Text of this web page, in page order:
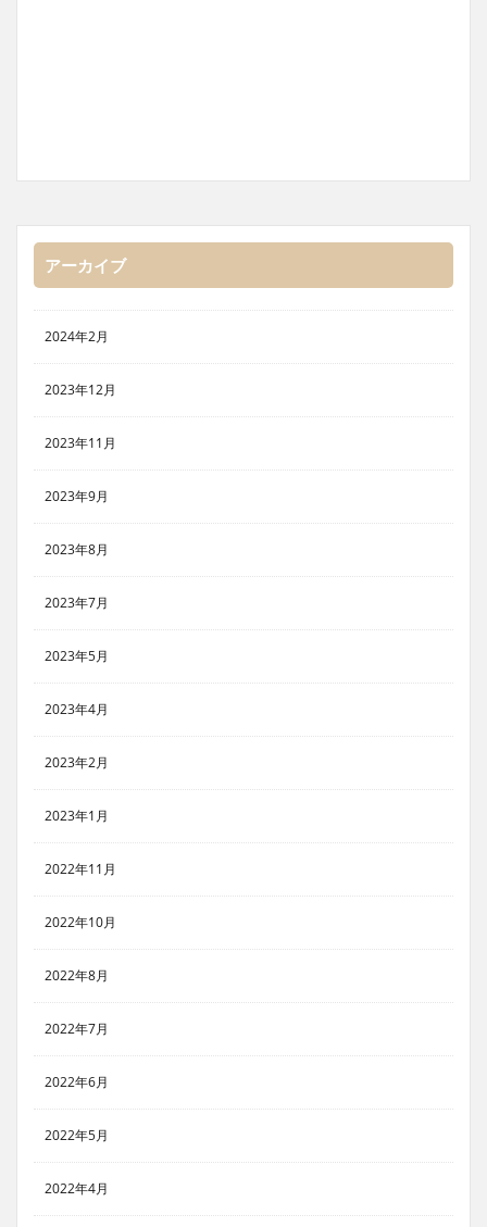
アーカイブ
2024年2月
2023年12月
2023年11月
2023年9月
2023年8月
2023年7月
2023年5月
2023年4月
2023年2月
2023年1月
2022年11月
2022年10月
2022年8月
2022年7月
2022年6月
2022年5月
2022年4月